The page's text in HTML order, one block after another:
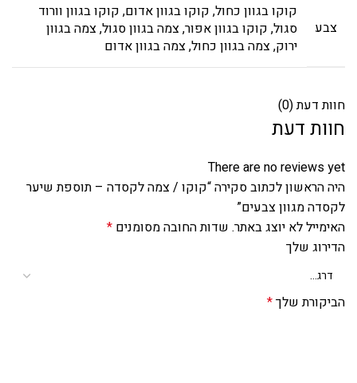
צבע
קוקו בגוון כחול, קוקו בגוון אדום, קוקו בגוון וורוד
סגול, קוקו בגוון אפור, צמה בגוון סגול, צמה בגוון
ירוק, צמה בגוון כחול, צמה בגוון אדום
חוות דעת (0)
חוות דעת
There are no reviews yet
היה הראשון לכתוב סקירה “קוקו / צמה לקסדה – תוספת שיער
לקסדה מגוון צבעים”
האימייל לא יוצג באתר. שדות החובה מסומנים *
הדירוג שלך
הביקורת שלך*